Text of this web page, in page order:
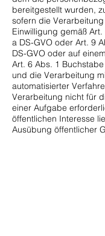
bereitgestellt wurden,
sofern die
Einwilligung gemäß
a DS-GVO oder Art. 9
DS-GVO oder auf
Art. 6 Abs. 1
und die Verarbeitung
automatisierter
Verarbeitung nicht für
einer Aufgabe
öffentlichen Interesse
Ausübung öffentlicher